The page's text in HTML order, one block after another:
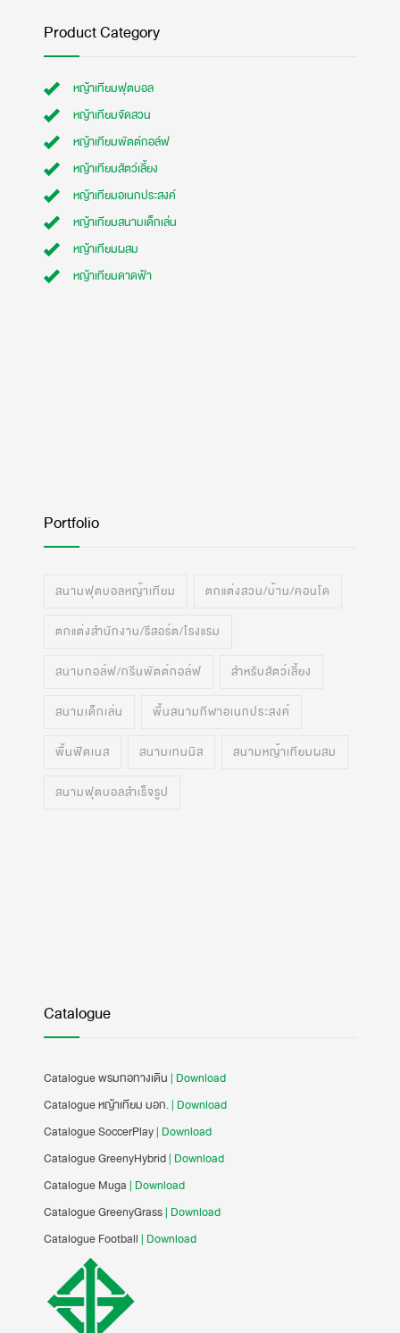
Product Category
หญ้าเทียมฟุตบอล
หญ้าเทียมจัดสวน
หญ้าเทียมพัตต์กอล์ฟ
หญ้าเทียมสัตว์เลี้ยง
หญ้าเทียมอเนกประสงค์
หญ้าเทียมสนามเด็กเล่น
หญ้าเทียมผสม
หญ้าเทียมดาดฟ้า
Portfolio
สนามฟุตบอลหญ้าเทียม ตกแต่งสวน/บ้าน/คอนโด
ตกแต่งสำนักงาน/รีสอร์ต/โรงแรม
สนามกอล์ฟ/กรีนพัตต์กอล์ฟ สำหรับสัตว์เลี้ยง
สนามเด็กเล่น พื้นสนามกีฬาอเนกประสงค์
พื้นฟิตเนส สนามเทนนิส สนามหญ้าเทียมผสม
สนามฟุตบอลสำเร็จรูป
Catalogue
Catalogue พรมทอทางเดิน | Download
Catalogue หญ้าเทียม มอก.| Download
Catalogue SoccerPlay| Download
Catalogue GreenyHybrid| Download
Catalogue Muga | Download
Catalogue GreenyGrass| Download
Catalogue Football | Download